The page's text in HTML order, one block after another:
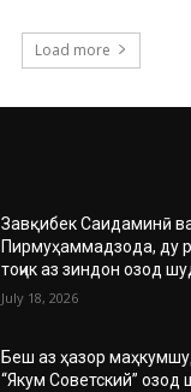
Load more
Завқибек Саидаминӣ
Пирмуҳаммадзода, ду
тоҷик аз зиндон озод
July 18, 2026
Беш аз ҳазор
“Якум Советский” озод